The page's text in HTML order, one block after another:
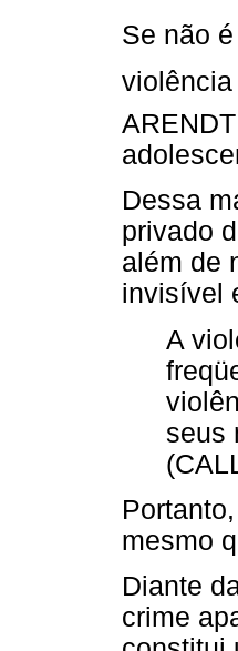
Se não
violência
Dessa
privado
além de
invisível
A
seus
mesmo
Diante
crime